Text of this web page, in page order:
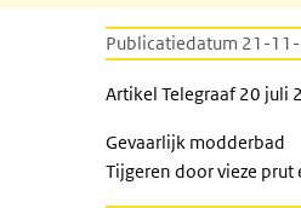
Publicatiedatum 21-
Artikel Telegraaf 20 juli
Gevaarlijk modderbad
Tijgeren door vieze prut